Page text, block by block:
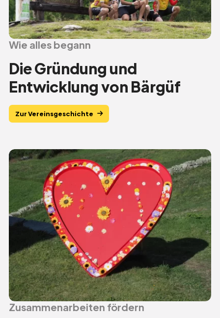
Hilft
Wie alles begann
Die Gründung und
Entwicklung von Bärgüf
Zur Vereinsgeschichte
Zusammenarbeiten fördern